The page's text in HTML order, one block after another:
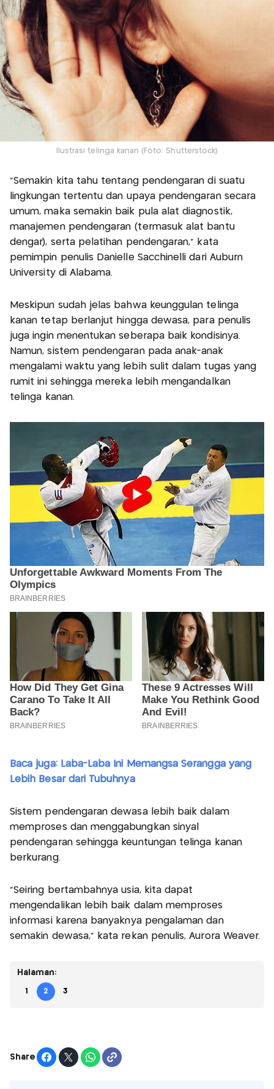
Ilustrasi telinga kanan (Foto: Shutterstock)
"Semakin kita tahu tentang pendengaran di suatu
lingkungan tertentu dan upaya pendengaran secara
umum, maka semakin baik pula alat diagnostik,
manajemen pendengaran (termasuk alat bantu
dengar), serta pelatihan pendengaran,” kata
pemimpin penulis Danielle Sacchinelli dari Auburn
University di Alabama.
Meskipun sudah jelas bahwa keunggulan telinga
kanan tetap berlanjut hingga dewasa, para penulis
juga ingin menentukan seberapa baik kondisinya.
Namun, sistem pendengaran pada anak-anak
mengalami waktu yang lebih sulit dalam tugas yang
rumit ini sehingga mereka lebih mengandalkan
telinga kanan.
Baca juga: Laba-Laba Ini Memangsa Serangga yang
Lebih Besar dari Tubuhnya
Sistem pendengaran dewasa lebih baik dalam
memproses dan menggabungkan sinyal
pendengaran sehingga keuntungan telinga kanan
berkurang.
"Seiring bertambahnya usia, kita dapat
mengendalikan lebih baik dalam memproses
informasi karena banyaknya pengalaman dan
semakin dewasa," kata rekan penulis, Aurora Weaver.
Halaman:
1 2 3
Share